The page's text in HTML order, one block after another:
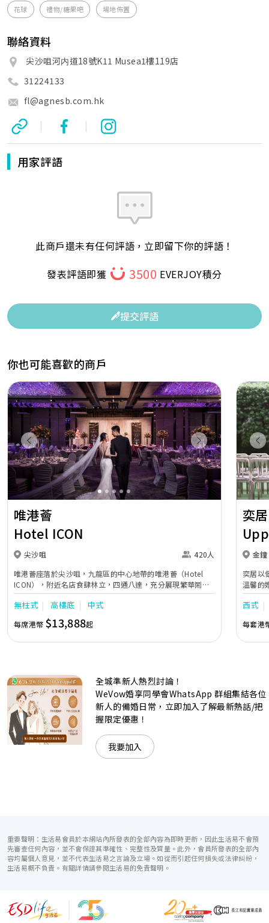
花球 禮物/糖果吧 場地佈置
聯絡資料
尖沙咀河内道18號K11 Musea1樓119店
31224133
fl@agnesb.com.hk
| |
用家評語
此商戶還未有任何評語，立即留下你的評語！
發表評語即獲
3500 EVERJOY積分
提交評語
你也可能喜歡的商戶
Previous Next
唯港薈
Hotel ICON
尖沙咀
420人
唯港薈座落於尖沙咀，九龍區的中心地帶的唯港薈（Hotel
ICON），附近名店食肆林立，四通八達，充分展現繁華鬧巿
中的活力個性，成為一眾準新人舉辦婚宴的熱門之選。專業團
隊由策劃統籌至所有婚宴每個細節，唯港薈都力臻完美，保證
讓您留下獨特的醉人回憶。 擁有時尚高樓頂的Silverbox宴會
廳，配置了全套先進的視聽影音及燈光設備配套，並採用極富
現代時尚感的水晶玻璃燈，演繹出與別不同的經典神韻。不論
準新人的個性及預算﹔保證為您打造夢寐以求的特別日子，令
賓客永誌難忘！
無柱式 高樓底 中式
每席港幣 $13,888起
奕居
金鐘
奕居以
溫馨的
團隊會
西式
每套港
全城準新人熱烈討論！
WeVow婚享同學會WhatsApp 群組集結各位
新人的備婚日常，立即加入了解最新熱話/把
握限定優惠！
我要加入
重要聲明：生活易會員於本網站內所發表的全部內容為即時更新，因此生活易不會預
先審查任何內容，並不會保證其準確性、完整性及質量。此外，會員所發表的全部內
容均屬個人意見，並不代表生活易之言論及立場。如從而引起任何損失或法律糾紛，
生活易概不負責。有關詳情請參閱生活易的免責聲明。